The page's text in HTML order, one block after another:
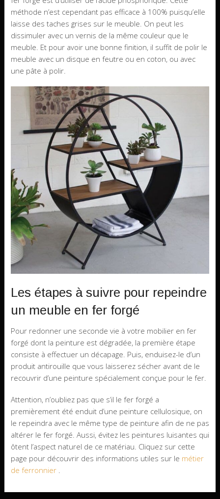
méthode n’est cependant pas efficace à 100% puisqu’elle
laisse des taches grises sur le meuble. On peut les
dissimuler avec un vernis de la même couleur que le
meuble. Et pour avoir une bonne finition, il suffit de polir le
meuble avec un disque en feutre ou en coton, ou avec
une pâte à polir.
Les étapes à suivre pour repeindre
un meuble en fer forgé
Pour redonner une seconde vie à votre mobilier en fer
forgé dont la peinture est dégradée, la première étape
consiste à effectuer un décapage. Puis, enduisez-le d’un
produit antirouille que vous laisserez sécher avant de le
recouvrir d’une peinture spécialement conçue pour le fer.
Attention, n’oubliez pas que s’il le fer forgé a
premièrement été enduit d’une peinture cellulosique, on
le repeindra avec le même type de peinture afin de ne pas
altérer le fer forgé. Aussi, évitez les peintures luisantes qui
ôtent l’aspect naturel de ce matériau. Cliquez sur cette
page pour découvrir des informations utiles sur le métier
de ferronnier .